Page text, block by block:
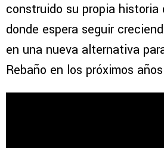
construido su propia historia
donde espera seguir
en una nueva alternativa
Rebaño en los próximos